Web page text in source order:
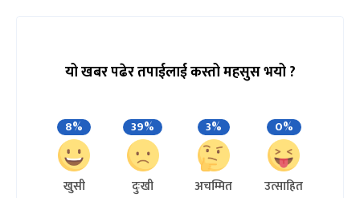
यो खबर पढेर तपाईलाई कस्तो महसुस भयो ?
8%
खुसी
39%
दुःखी
3%
अचम्मित
0%
उत्साहित